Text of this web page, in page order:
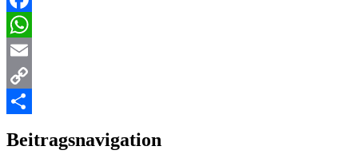
Facebook
WhatsApp
Email
Copy
Beitragsnavigation